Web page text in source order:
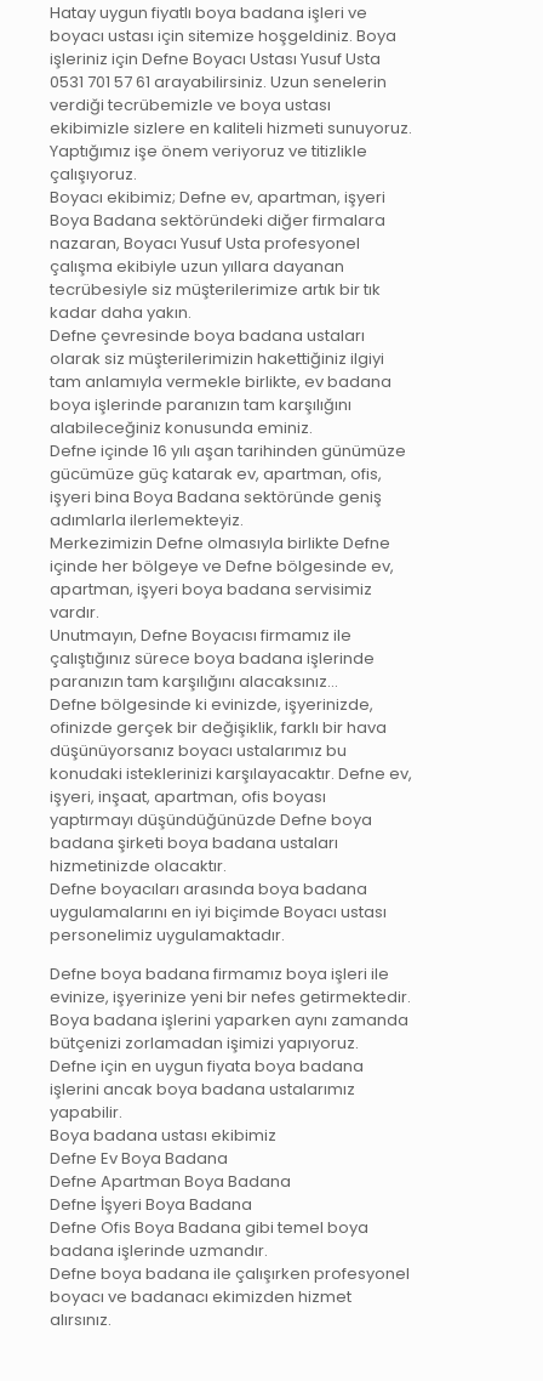
Hatay uygun fiyatlı boya badana işleri ve
boyacı ustası için sitemize hoşgeldiniz. Boya
işleriniz için Defne Boyacı Ustası Yusuf Usta
0531 701 57 61 arayabilirsiniz. Uzun senelerin
verdiği tecrübemizle ve boya ustası
ekibimizle sizlere en kaliteli hizmeti sunuyoruz.
Yaptığımız işe önem veriyoruz ve titizlikle
çalışıyoruz.
Boyacı ekibimiz; Defne ev, apartman, işyeri
Boya Badana sektöründeki diğer firmalara
nazaran, Boyacı Yusuf Usta profesyonel
çalışma ekibiyle uzun yıllara dayanan
tecrübesiyle siz müşterilerimize artık bir tık
kadar daha yakın.
Defne çevresinde boya badana ustaları
olarak siz müşterilerimizin hakettiğiniz ilgiyi
tam anlamıyla vermekle birlikte, ev badana
boya işlerinde paranızın tam karşılığını
alabileceğiniz konusunda eminiz.
Defne içinde 16 yılı aşan tarihinden günümüze
gücümüze güç katarak ev, apartman, ofis,
işyeri bina Boya Badana sektöründe geniş
adımlarla ilerlemekteyiz.
Merkezimizin Defne olmasıyla birlikte Defne
içinde her bölgeye ve Defne bölgesinde ev,
apartman, işyeri boya badana servisimiz
vardır.
Unutmayın, Defne Boyacısı firmamız ile
çalıştığınız sürece boya badana işlerinde
paranızın tam karşılığını alacaksınız…
Defne bölgesinde ki evinizde, işyerinizde,
ofinizde gerçek bir değişiklik, farklı bir hava
düşünüyorsanız boyacı ustalarımız bu
konudaki isteklerinizi karşılayacaktır. Defne ev,
işyeri, inşaat, apartman, ofis boyası
yaptırmayı düşündüğünüzde Defne boya
badana şirketi boya badana ustaları
hizmetinizde olacaktır.
Defne boyacıları arasında boya badana
uygulamalarını en iyi biçimde Boyacı ustası
personelimiz uygulamaktadır.
Defne boya badana firmamız boya işleri ile
evinize, işyerinize yeni bir nefes getirmektedir.
Boya badana işlerini yaparken aynı zamanda
bütçenizi zorlamadan işimizi yapıyoruz.
Defne için en uygun fiyata boya badana
işlerini ancak boya badana ustalarımız
yapabilir.
Boya badana ustası ekibimiz
Defne Ev Boya Badana
Defne Apartman Boya Badana
Defne İşyeri Boya Badana
Defne Ofis Boya Badana gibi temel boya
badana işlerinde uzmandır.
Defne boya badana ile çalışırken profesyonel
boyacı ve badanacı ekimizden hizmet
alırsınız.